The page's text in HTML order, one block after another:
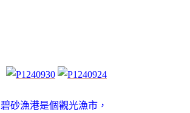
碧砂漁港是個觀光漁市，